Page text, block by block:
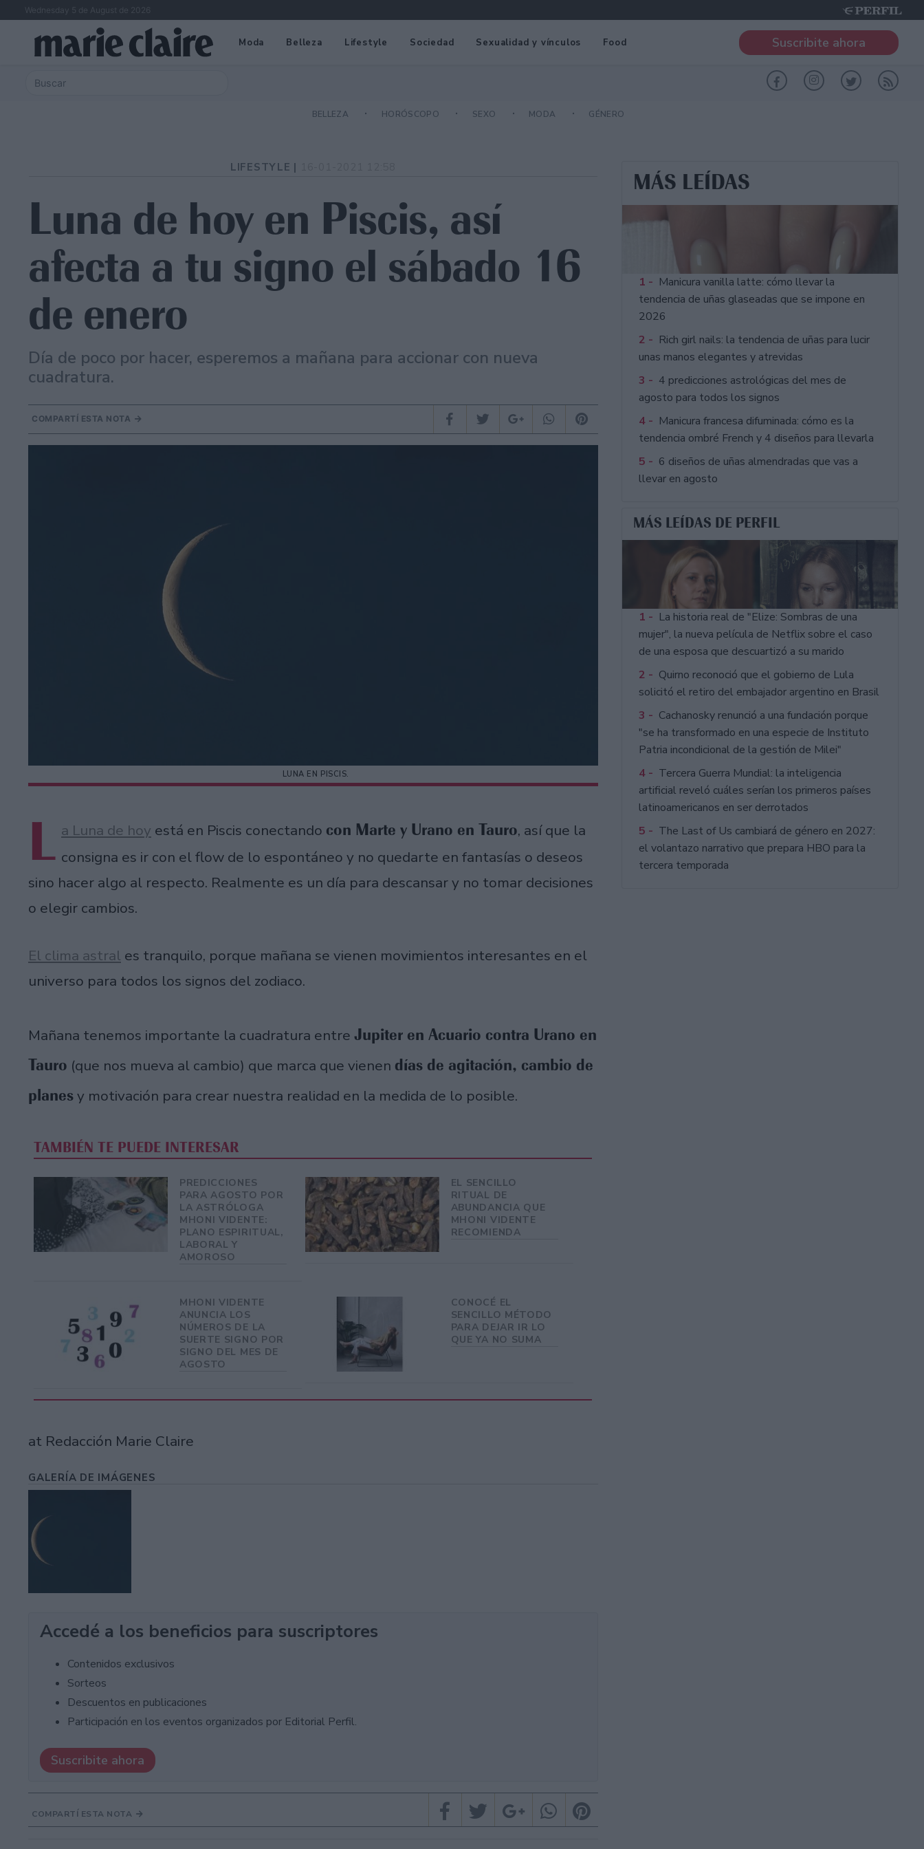
Wednesday 5 de August de 2026
Moda Belleza Lifestyle Sociedad Sexualidad y vínculos Food Suscribite ahora
BELLEZA HORÓSCOPO SEXO MODA GÉNERO
LIFESTYLE |
Luna de hoy en Piscis, así
afecta a tu signo el sábado 16
de enero
Día de poco por hacer, esperemos a mañana para accionar con nueva
cuadratura.
COMPARTÍ ESTA NOTA
LUNA EN PISCIS.
L a Luna de hoy está en Piscis conectando con Marte y Urano en Tauro, así que la
consigna es ir con el flow de lo espontáneo y no quedarte en fantasías o deseos
sino hacer algo al respecto. Realmente es un día para descansar y no tomar decisiones
o elegir cambios.
El clima astral es tranquilo, porque mañana se vienen movimientos interesantes en el
universo para todos los signos del zodiaco.
Mañana tenemos importante la cuadratura entre Jupiter en Acuario contra Urano en
Tauro (que nos mueva al cambio) que marca que vienen días de agitación, cambio de
planesy motivación para crear nuestra realidad en la medida de lo posible.
TAMBIÉN TE PUEDE INTERESAR
PREDICCIONES
PARA AGOSTO POR
LA ASTRÓLOGA
MHONI VIDENTE:
PLANO ESPIRITUAL,
LABORAL Y
AMOROSO
EL SENCILLO
RITUAL DE
ABUNDANCIA QUE
MHONI VIDENTE
RECOMIENDA
MHONI VIDENTE
ANUNCIA LOS
NÚMEROS DE LA
SUERTE SIGNO POR
SIGNO DEL MES DE
AGOSTO
CONOCÉ EL
SENCILLO MÉTODO
PARA DEJAR IR LO
QUE YA NO SUMA
at Redacción Marie Claire
GALERÍA DE IMÁGENES
Accedé a los beneficios para suscriptores
Contenidos exclusivos
Sorteos
Descuentos en publicaciones
Participación en los eventos organizados por Editorial Perfil.
Suscribite ahora
COMPARTÍ ESTA NOTA
MÁS LEÍDAS
1 - Manicura vanilla latte: cómo llevar la
tendencia de uñas glaseadas que se impone en
2026
2 - Rich girl nails: la tendencia de uñas para lucir
unas manos elegantes y atrevidas
3 - 4 predicciones astrológicas del mes de
agosto para todos los signos
4 - Manicura francesa difuminada: cómo es la
tendencia ombré French y 4 diseños para llevarla
5 - 6 diseños de uñas almendradas que vas a
llevar en agosto
MÁS LEÍDAS DE PERFIL
1 - La historia real de "Elize: Sombras de una
mujer", la nueva película de Netflix sobre el caso
de una esposa que descuartizó a su marido
2 - Quirno reconoció que el gobierno de Lula
solicitó el retiro del embajador argentino en Brasil
3 - Cachanosky renunció a una fundación porque
"se ha transformado en una especie de Instituto
Patria incondicional de la gestión de Milei"
4 - Tercera Guerra Mundial: la inteligencia
artificial reveló cuáles serían los primeros países
latinoamericanos en ser derrotados
5 - The Last of Us cambiará de género en 2027:
el volantazo narrativo que prepara HBO para la
tercera temporada